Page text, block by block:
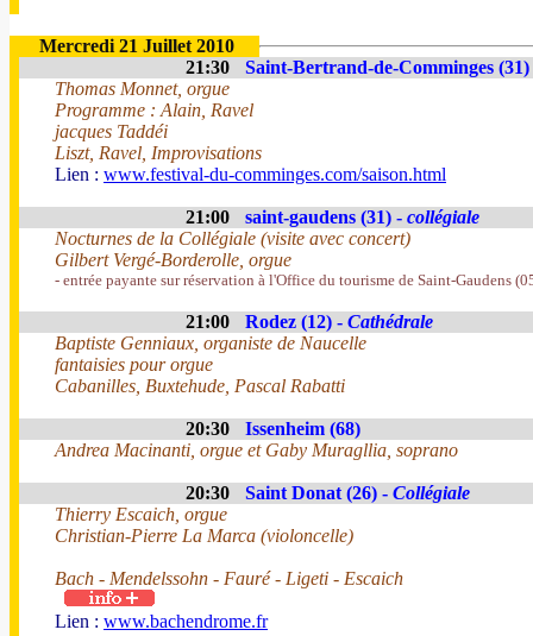
Mercredi 21 Juillet 2010
21:30
Saint-Bertrand-de-Comminges
Thomas Monnet, orgue
Programme : Alain, Ravel
jacques Taddéi
Liszt, Ravel, Improvisations
Lien : www.festival-du-comminges.com/saison.html
21:00 saint-gaudens (31) - collégiale
Nocturnes de la Collégiale (visite avec concert)
Gilbert Vergé-Borderolle, orgue
- entrée payante sur réservation à l'Office du tourisme de Saint-Gaudens
21:00 Rodez (12) - Cathédrale
Baptiste Genniaux, organiste de Naucelle
fantaisies pour orgue
Cabanilles, Buxtehude, Pascal Rabatti
20:30
Issenheim (68)
Andrea Macinanti, orgue et Gaby Muragllia, soprano
20:30 Saint Donat (26) - Collégiale
Thierry Escaich, orgue
Christian-Pierre La Marca (violoncelle)
Bach - Mendelssohn - Fauré - Ligeti - Escaich
Lien : www.bachendrome.fr